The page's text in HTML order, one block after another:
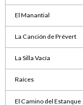
El Manantial
La Canción de Prévert
La Silla Vacía
Raíces
El Camino del Estanque